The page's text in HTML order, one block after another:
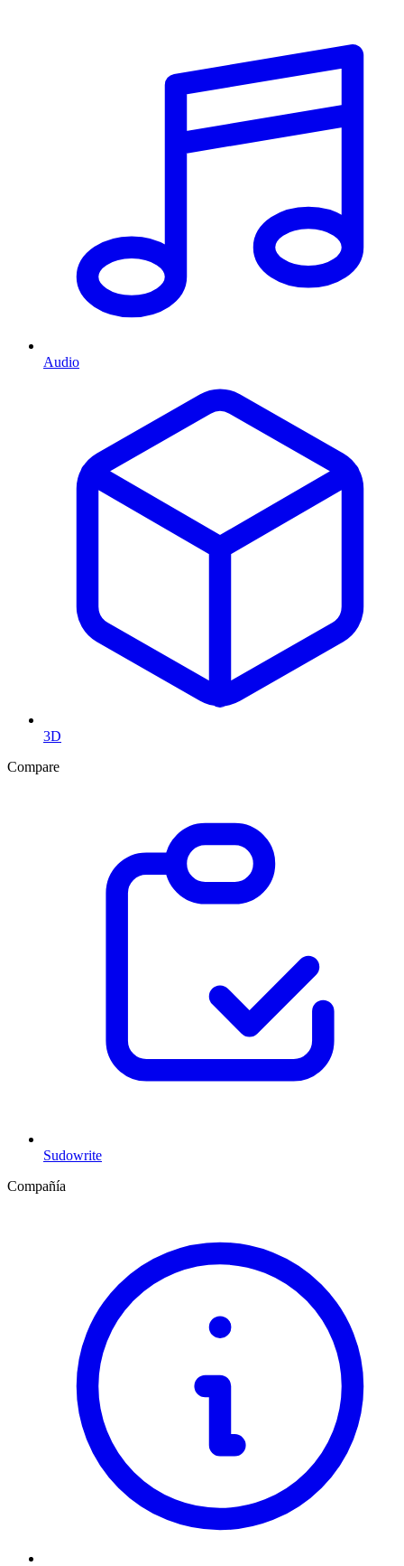
Audio
3D
Compare
Sudowrite
Compañía